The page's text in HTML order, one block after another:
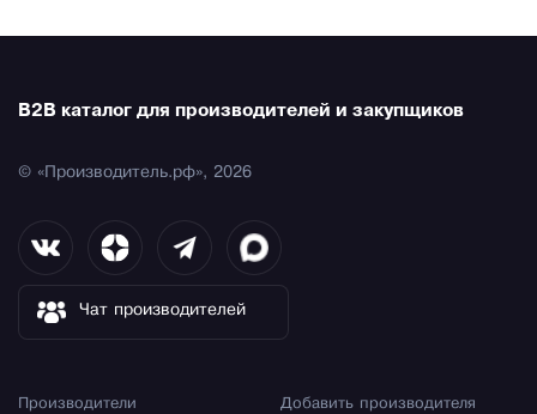
B2B каталог для производителей и закупщиков
© «Производитель.рф», 2026
Чат производителей
Производители Добавить производителя